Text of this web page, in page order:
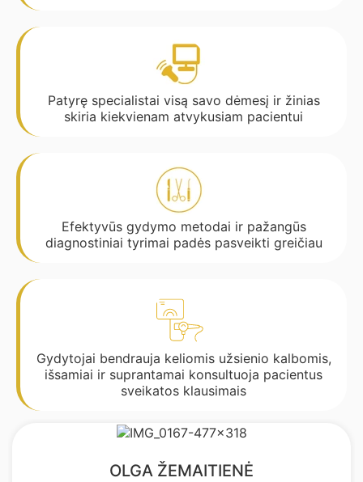
Patyrę specialistai visą savo dėmesį ir žinias
skiria kiekvienam atvykusiam pacientui
Efektyvūs gydymo metodai ir pažangūs
diagnostiniai tyrimai padės pasveikti greičiau
Gydytojai bendrauja keliomis užsienio kalbomis,
išsamiai ir suprantamai konsultuoja pacientus
sveikatos klausimais
OLGA ŽEMAITIENĖ